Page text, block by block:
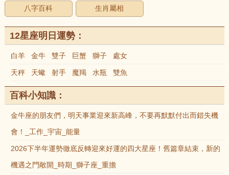
八字百科 生肖屬相
12星座明日運勢：
白羊 金牛 雙子 巨蟹 獅子 處女
天秤 天蠍 射手 魔羯 水瓶 雙魚
百科小知識：
金牛座的朋友們，明天事業迎來新高峰，不要再默默付出而錯失機
會！_工作_宇宙_能量
2026下半年運勢徹底反轉迎來好運的四大星座！舊篇章結束，新的
機遇之門敞開_時期_獅子座_重擔